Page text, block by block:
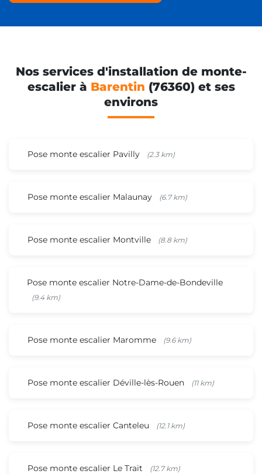
Nos services d'installation de monte-
escalier à Barentin (76360) et ses
environs
Pose monte escalier Pavilly (2.3 km)
Pose monte escalier Malaunay (6.7 km)
Pose monte escalier Montville (8.8 km)
Pose monte escalier Notre-Dame-de-Bondeville
(9.4 km)
Pose monte escalier Maromme (9.6 km)
Pose monte escalier Déville-lès-Rouen (11 km)
Pose monte escalier Canteleu (12.1 km)
Pose monte escalier Le Trait (12.7 km)